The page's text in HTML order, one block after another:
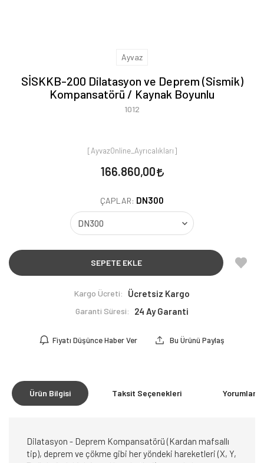
Ayvaz
SİSKKB-200 Dilatasyon ve Deprem (Sismik)
Kompansatörü / Kaynak Boyunlu
1012
[AyvazOnline_Ayrıcalıkları]
166.860,00
ÇAPLAR: DN300
SEPETE EKLE
Kargo Ücreti: Ücretsiz Kargo
Garanti Süresi: 24 Ay Garanti
Fiyatı Düşünce Haber Ver Bu Ürünü Paylaş
Ürün Bilgisi Taksit Seçenekleri Yorumlar
Dilatasyon - Deprem Kompansatörü (Kardan mafsallı
tip), deprem ve çökme gibi her yöndeki hareketleri (X, Y,